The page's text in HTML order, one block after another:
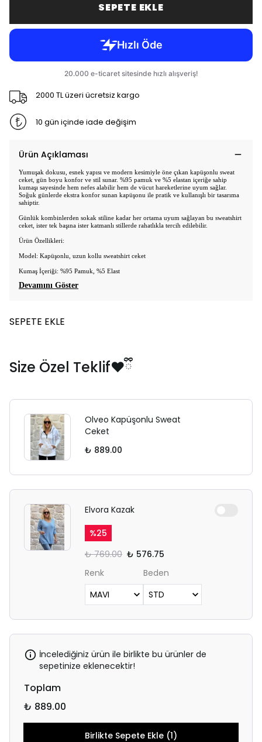
SEPETE EKLE
2000 TL üzeri ücretsiz kargo
10 gün içinde iade değişim
Ürün Açıklaması
Yumuşak dokusu, esnek yapısı ve modern kesimiyle öne çıkan kapüşonlu sweat
ceket, gün boyu konfor ve stil sunar. %95 pamuk ve %5 elastan içeriğe sahip
kumaşı sayesinde hem nefes alabilir hem de vücut hareketlerine uyum sağlar.
Soğuk günlerde ekstra konfor sunan kapüşonu ile pratik ve kullanışlı bir tasarıma
sahiptir.
Günlük kombinlerden sokak stiline kadar her ortama uyum sağlayan bu sweatshirt
ceket, ister tek başına ister katmanlı stillerde rahatlıkla tercih edilebilir.
Ürün Özellikleri:
Model: Kapüşonlu, uzun kollu sweatshirt ceket
Kumaş İçeriği: %95 Pamuk, %5 Elast
Devamını Göster
SEPETE EKLE
Size Özel Teklif❤️ྀི
Olveo Kapüşonlu Sweat
Ceket
₺ 889.00
Elvora Kazak
%25
₺ 769.00 ₺ 576.75
Renk
Beden
İncelediğiniz ürün ile birlikte bu ürünler de
sepetinize eklenecektir!
Toplam
₺ 889.00
Birlikte Sepete Ekle (1)